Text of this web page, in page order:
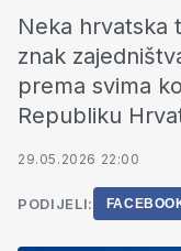
Neka hrvatska
znak
prema svima
Republiku
29.05.2026 22:00
PODIJELI: